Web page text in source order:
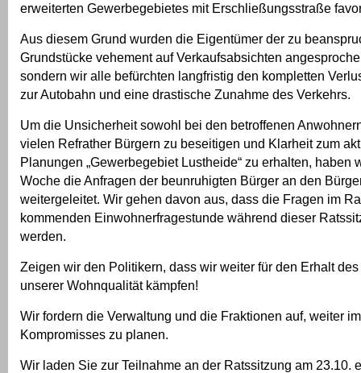
erweiterten Gewerbegebietes mit Erschließungsstraße
Aus diesem Grund wurden die Eigentümer der zu
Grundstücke vehement auf Verkaufsabsichten
sondern wir alle befürchten langfristig den kompletten
zur Autobahn und eine drastische Zunahme des Verkehrs.
Um die Unsicherheit sowohl bei den betroffenen
vielen Refrather Bürgern zu beseitigen und Klarheit zum
Planungen „Gewerbegebiet Lustheide“ zu erhalten, haben
Woche die Anfragen der beunruhigten Bürger an den
weitergeleitet. Wir gehen davon aus, dass die Fragen im
kommenden Einwohnerfragestunde während dieser
werden.
Zeigen wir den Politikern, dass wir weiter für den Erhalt
unserer Wohnqualität kämpfen!
Wir fordern die Verwaltung und die Fraktionen auf, weiter
Kompromisses zu planen.
Wir laden Sie zur Teilnahme an der Ratssitzung am 23.10.